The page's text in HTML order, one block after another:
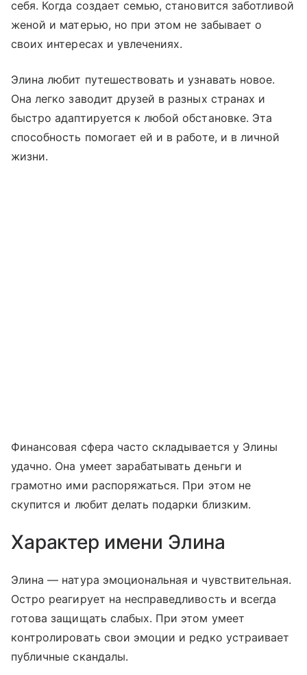
себя. Когда создает семью, становится заботливой
женой и матерью, но при этом не забывает о
своих интересах и увлечениях.
Элина любит путешествовать и узнавать новое.
Она легко заводит друзей в разных странах и
быстро адаптируется к любой обстановке. Эта
способность помогает ей и в работе, и в личной
жизни.
Финансовая сфера часто складывается у Элины
удачно. Она умеет зарабатывать деньги и
грамотно ими распоряжаться. При этом не
скупится и любит делать подарки близким.
Характер имени Элина
Элина — натура эмоциональная и чувствительная.
Остро реагирует на несправедливость и всегда
готова защищать слабых. При этом умеет
контролировать свои эмоции и редко устраивает
публичные скандалы.